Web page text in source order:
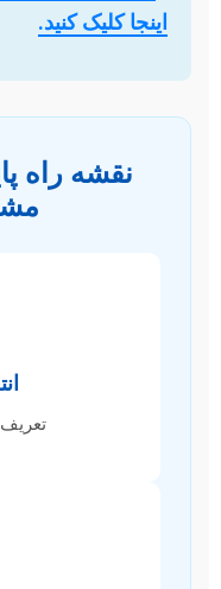
اینجا کلیک کنید.
نقشه راه